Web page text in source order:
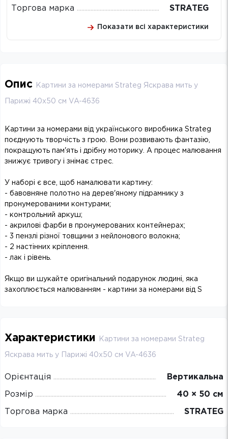
Торгова марка STRATEG
Показати всі характеристики
Опис Картини за номерами Strateg Яскрава мить у
Парижі 40х50 см VA-4636
Картини за номерами від українського виробника Strateg
поєднують творчість з грою. Вони розвивають фантазію,
покращують пам'ять і дрібну моторику. А процес малювання
знижує тривогу і знімає стрес.
У наборі є все, щоб намалювати картину:
- бавовняне полотно на дерев'яному підрамнику з
пронумерованими контурами;
- контрольний аркуш;
- акрилові фарби в пронумерованих контейнерах;
- 3 пензлі різної товщини з нейлонового волокна;
- 2 настінних кріплення.
- лак і рівень.
Якщо ви шукайте оригінальний подарунок людині, яка
захоплюється малюванням - картини за номерами від S
Характеристики Картини за номерами Strateg
Яскрава мить у Парижі 40х50 см VA-4636
Орієнтація Вертикальна
Розмір 40 × 50 см
Торгова марка STRATEG